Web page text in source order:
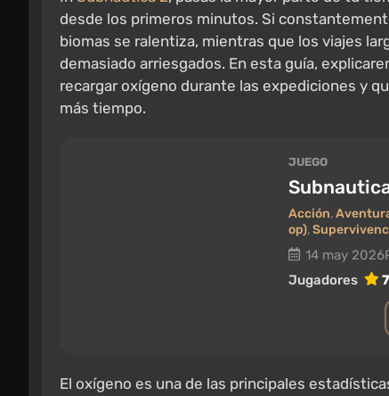
desde los primeros minutos. Si
biomas se ralentiza, mientras que los viajes
demasiado arriesgados. En esta guía,
recargar oxígeno durante las expediciones y
más tiempo.
JUEGO
Acción,
op),
14 may 2026
Jugadores
El oxígeno es una de las principales